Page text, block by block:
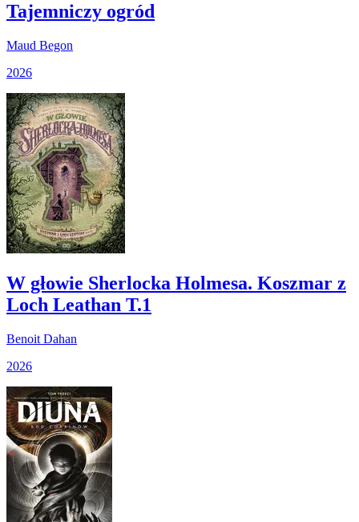
Tajemniczy ogród
Maud Begon
2026
W głowie Sherlocka Holmesa. Koszmar z
Loch Leathan T.1
Benoit Dahan
2026